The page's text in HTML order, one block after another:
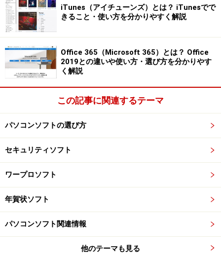
カタカナなどは、機種依存文字と言い、OSや、パソコン
の機種により表示できず、文字化けになりますので、
（特にメールやホームページなどでは、）お使いになら
ないでください。
CD-ROMや、FDの内容をwindows以外の環境で開いても
文字化けになることがあります。
次のページでは、IMEツールバーの辞書機能を紹介しま
す⇒
※記事内容は執筆時点のものです。最新の内容をご確認くださ
い。
※OSやアプリ、ソフトのバージョンによっては画面表示、操作方
法が異なる可能性があります。
iTunes（アイチューンズ）とは？ iTunesでで
きること・使い方を分かりやすく解説
Office 365（Microsoft 365）とは？ Office
2019との違いや使い方・選び方を分かりやす
く解説
この記事に関連するテーマ
パソコンソフトの選び方
セキュリティソフト
ワープロソフト
年賀状ソフト
パソコンソフト関連情報
他のテーマも見る